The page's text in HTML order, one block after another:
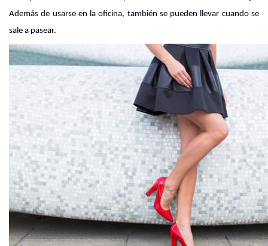
Además de usarse en la oficina, también se pueden llevar cuando se
sale a pasear.